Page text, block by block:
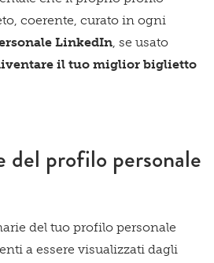
coerente, curato in ogni
LinkedIn, se usato
il tuo miglior biglietto
del profilo personale
del tuo profilo personale
a essere visualizzati dagli